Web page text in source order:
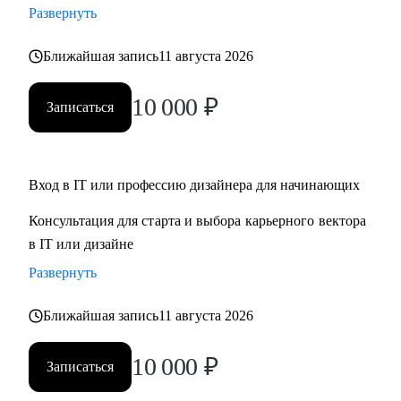
• Для дизайнеров, UI, UX, продуктовых дизайнеров
• Тем, кто хочет стать дизайнером в IT
• Тем, кто хочет войти в IT и начать строить карьеру с нуля,
но не знает с чего начать
Обращайся ко мне, если нужна помощь с
определением куда и как расти
Развернуть
Ближайшая запись11 августа 2026
Записаться 10 000 ₽
Вход в IT или профессию дизайнера для начинающих
Консультация для старта и выбора карьерного вектора
в IT или дизайне
Развернуть
Ближайшая запись11 августа 2026
Записаться 10 000 ₽